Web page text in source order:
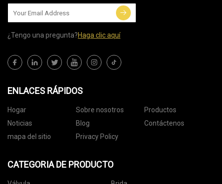
¿Tengo una pregunta?Haga clic aquí
ENLACES RÁPIDOS
Hogar Sobre nosotros
Productos
Noticias
Blog
Contáctenos
mapa del sitio
Privacy Policy
CATEGORIA DE PRODUCTO